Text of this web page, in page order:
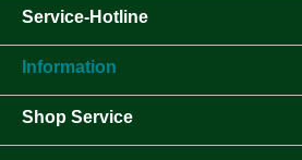
Service-Hotline
Information
Shop Service